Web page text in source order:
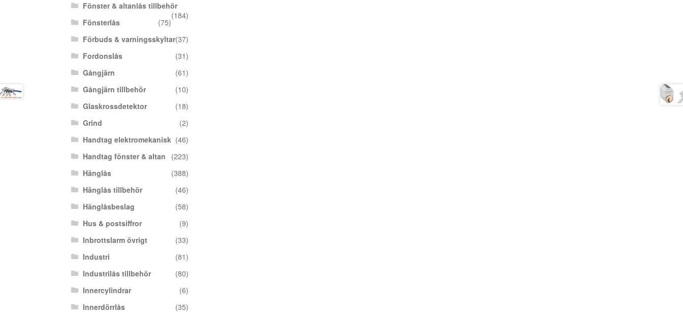
Fönster & altanlås tillbehör
(184)
Fönsterlås
(75)
Förbuds & varningsskyltar(37)
Fordonslås
(31)
Gångjärn
(61)
Gångjärn tillbehör
(10)
Glaskrossdetektor
(18)
Grind
(2)
Handtag elektromekanisk (46)
Handtag fönster & altan
(223)
Hänglås
(388)
Hänglås tillbehör
(46)
Hänglåsbeslag
(58)
Hus & postsiffror
(9)
Inbrottslarm övrigt
(33)
Industri
(81)
Industrilås tillbehör
(80)
Innercylindrar
(6)
Innerdörrlås
(35)